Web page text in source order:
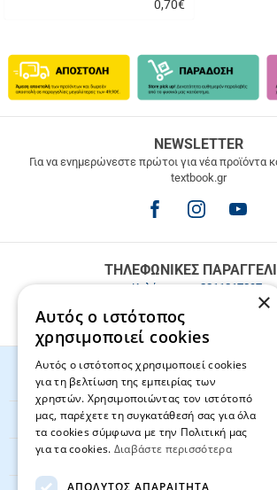
0,70€
ΜΕΤΑΦΟΡΙΚΑ
άνω
NEWSLETTER
Για να ενημερώνεστε πρώτοι για νέα προϊόντα
textbook.gr
ΤΗΛΕΦΩΝΙΚΕΣ
Καλέστε μας2811217297.
Εξυπηρέτηση πελατών & τηλεφωνικές
Δευ. - Παρ. 9:00-17:00, Σάβ. 9:00-
HOT ΚΑΤΗΓΟΡΙΕΣ
ΕΞΥΠΗΡΕΤΗΣΗ ΠΕΛΑΤΩΝ
Textbook.gr
×
Αυτός ο ιστότοπος
χρησιμοποιεί cookies
Αυτός ο ιστότοπος χρησιμοποιεί cookies
για τη βελτίωση της εμπειρίας των
χρηστών. Χρησιμοποιώντας τον ιστότοπό
μας, παρέχετε τη συγκατάθεσή σας για όλα
τα cookies σύμφωνα με την Πολιτική μας
για τα cookies. Διαβάστε περισσότερα
ΑΠΟΛΎΤΩΣ ΑΠΑΡΑΊΤΗΤΑ